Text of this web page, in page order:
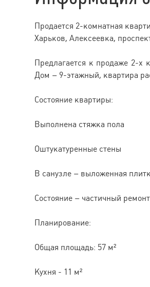
Продается 2-комнатная
Харьков, Алексеевка,
Предлагается к продаже 2-х
Дом – 9-этажный, квартира
Состояние квартиры:
Выполнена стяжка пола
Оштукатуренные стены
В санузле – выложенная
Состояние – частичный
Планирование:
Общая площадь: 57 м²
Кухня - 11 м²